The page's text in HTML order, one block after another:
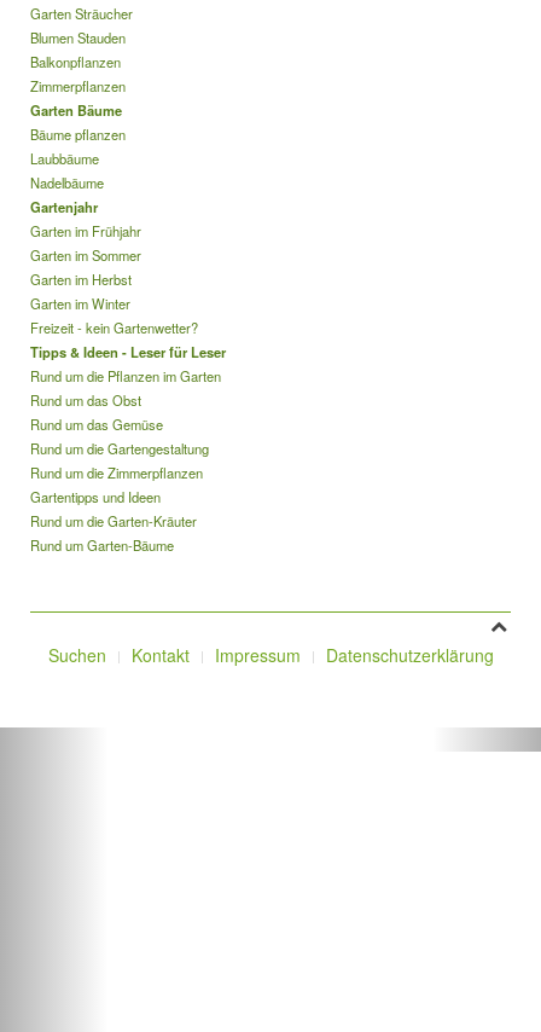
Garten Sträucher
Blumen Stauden
Balkonpflanzen
Zimmerpflanzen
Garten Bäume
Bäume pflanzen
Laubbäume
Nadelbäume
Gartenjahr
Garten im Frühjahr
Garten im Sommer
Garten im Herbst
Garten im Winter
Freizeit - kein Gartenwetter?
Tipps & Ideen - Leser für Leser
Rund um die Pflanzen im Garten
Rund um das Obst
Rund um das Gemüse
Rund um die Gartengestaltung
Rund um die Zimmerpflanzen
Gartentipps und Ideen
Rund um die Garten-Kräuter
Rund um Garten-Bäume
Suchen Kontakt Impressum Datenschutzerklärung